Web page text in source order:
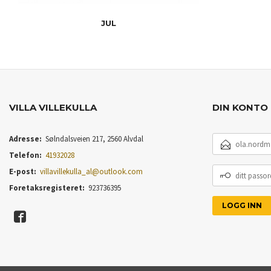
JUL
VILLA VILLEKULLA
Adresse: Sølndalsveien 217, 2560 Alvdal
Telefon: 41932028
E-post: villavillekulla_al@outlook.com
Foretaksregisteret: 923736395
DIN KONTO
POSTADRESSE
PASSORD